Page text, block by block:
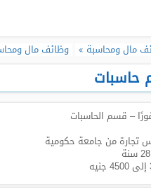
مال ومحاسبة وظائف مال
حاسبات
– قسم الحاسبات
تجارة من جامعة حكومية